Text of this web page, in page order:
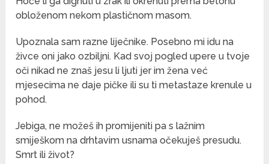
obloženom nekom plastičnom masom.
Upoznala sam razne liječnike. Posebno mi idu na
živce oni jako ozbiljni. Kad svoj pogled upere u tvoje
oči nikad ne znaš jesu li ljuti jer im žena već
mjesecima ne daje pičke ili su ti metastaze krenule u
pohod.
Jebiga, ne možeš ih promijeniti pa s lažnim
smiješkom na drhtavim usnama očekuješ presudu.
Smrt ili život?